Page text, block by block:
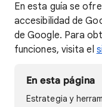
En esta guía se
accesibilidad de
de Google. Para
funciones, visita el
En esta página
Estrategia y